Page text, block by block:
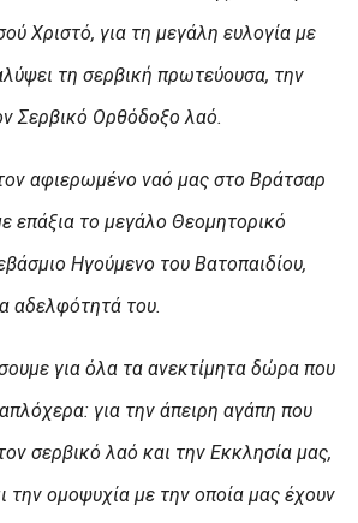
Χριστό, για τη μεγάλη ευλογία με
τη σερβική πρωτεύουσα, την
Σερβικό Ορθόδοξο λαό.
αφιερωμένο ναό μας στο Βράτσαρ
επάξια το μεγάλο Θεομητορικό
Ηγούμενο του Βατοπαιδίου,
αδελφότητά του.
για όλα τα ανεκτίμητα δώρα που
για την άπειρη αγάπη που
σερβικό λαό και την Εκκλησία μας,
την ομοψυχία με την οποία μας έχουν